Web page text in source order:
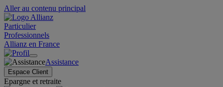
Aller au contenu principal
Particulier
Professionnels
Allianz en France
Assistance
Espace Client
Epargne et retraite